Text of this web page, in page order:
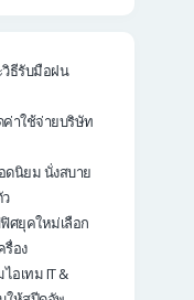
ธีรับมือฝน
ค่าใช้จ่ายบริษัท
ดนิยม นั่งสบาย
ศยุคใหม่เลือก
อง
อเทม IT &